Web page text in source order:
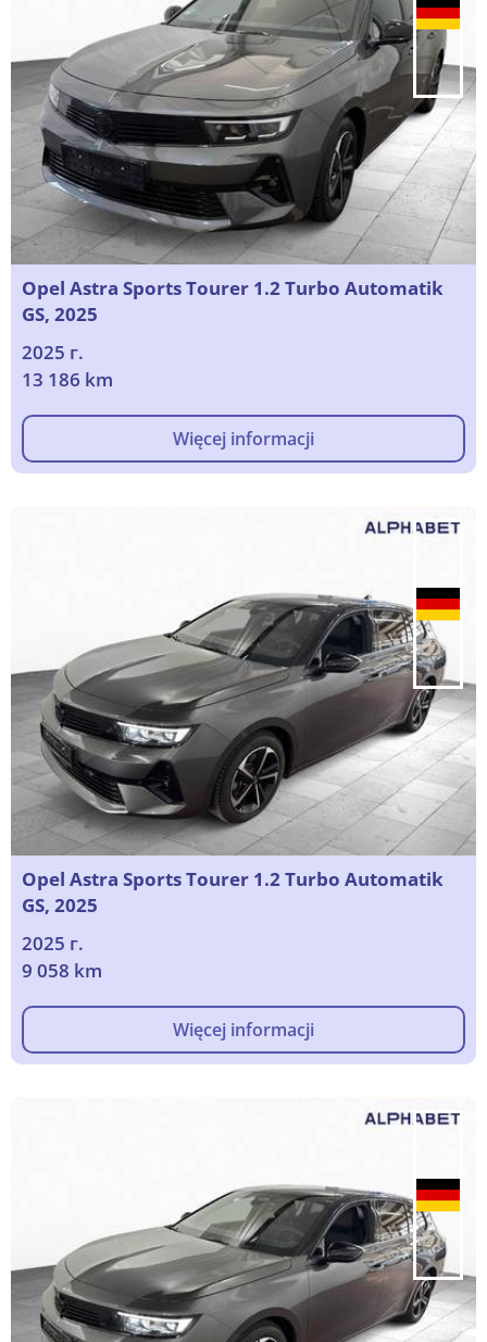
Opel Astra Sports Tourer 1.2 Turbo Automatik
GS, 2025
2025 г.
13 186 km
Więcej informacji
Opel Astra Sports Tourer 1.2 Turbo Automatik
GS, 2025
2025 г.
9 058 km
Więcej informacji